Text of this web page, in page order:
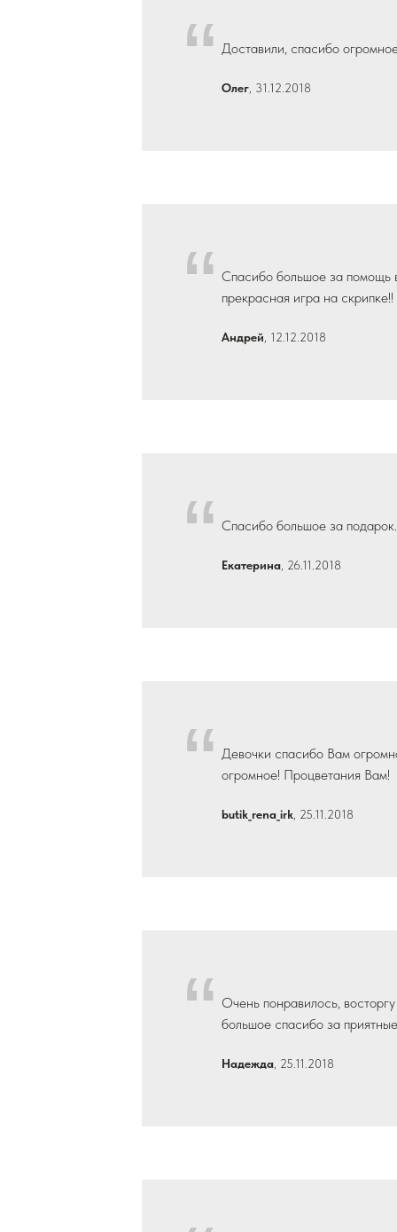
“ Доставили, спасибо
Олег , 31.12.2018
“ Спасибо большое за помощь
прекрасная игра на
Андрей , 12.12.2018
“ Спасибо большое за
Екатерина , 26.11.2018
“ Девочки спасибо Вам
огромное! Процветания Вам!
butik_rena_irk , 25.11.2018
“ Очень понравилось,
большое спасибо за
Надежда , 25.11.2018